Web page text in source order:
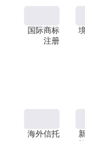
国际商标
注册
海外信托